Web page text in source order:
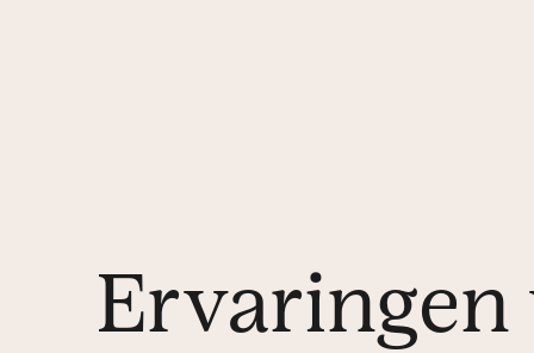
Ervaringen